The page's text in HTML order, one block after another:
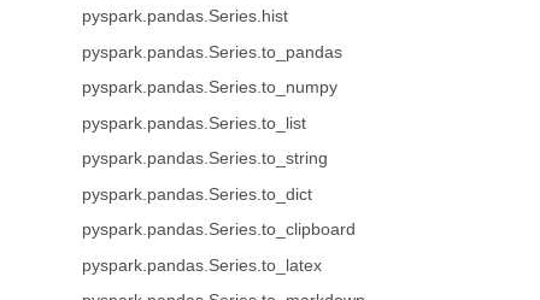
pyspark.pandas.Series.hist
pyspark.pandas.Series.to_pandas
pyspark.pandas.Series.to_numpy
pyspark.pandas.Series.to_list
pyspark.pandas.Series.to_string
pyspark.pandas.Series.to_dict
pyspark.pandas.Series.to_clipboard
pyspark.pandas.Series.to_latex